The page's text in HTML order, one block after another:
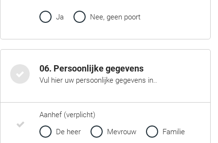
Ja Nee, geen poort
06. Persoonlijke gegevens
Vul hier uw persoonlijke gegevens in..
Aanhef (verplicht)
De heer
Mevrouw Familie